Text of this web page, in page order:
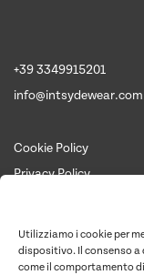
Utilizziamo i cookie per
dispositivo. Il consenso
come il comportamento
+39 3349915201
info@intsydewear.com
Cookie Policy
Privacy Policy
Contattaci per un